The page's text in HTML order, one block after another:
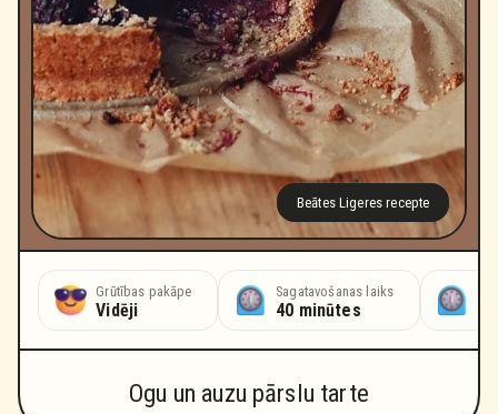
Beātes Ligeres recepte
Grūtības pakāpe
Vidēji
Sagatavošanas laiks
40 minūtes
Ogu un auzu pārslu tarte